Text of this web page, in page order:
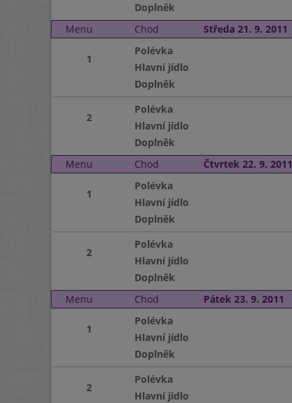
Doplněk
Menu
Chod Středa 21. 9. 2011
1
Polévka
Hlavní jídlo
Doplněk
2
Polévka
Hlavní jídlo
Doplněk
Menu
Chod Čtvrtek 22. 9. 2011
1
Polévka
Hlavní jídlo
Doplněk
2
Polévka
Hlavní jídlo
Doplněk
Menu
Chod Pátek 23. 9. 2011
1
Polévka
Hlavní jídlo
Doplněk
2
Polévka
Hlavní jídlo